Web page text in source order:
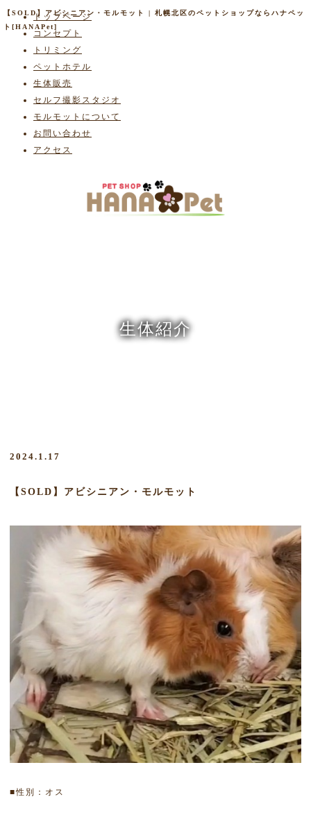
【SOLD】アビシニアン・モルモット | 札幌北区のペットショップならハナペッ
ト[HANAPet]
トップページ
コンセプト
トリミング
ペットホテル
生体販売
セルフ撮影スタジオ
モルモットについて
お問い合わせ
アクセス
生体紹介
2024.1.17
【SOLD】アビシニアン・モルモット
■性別：オス